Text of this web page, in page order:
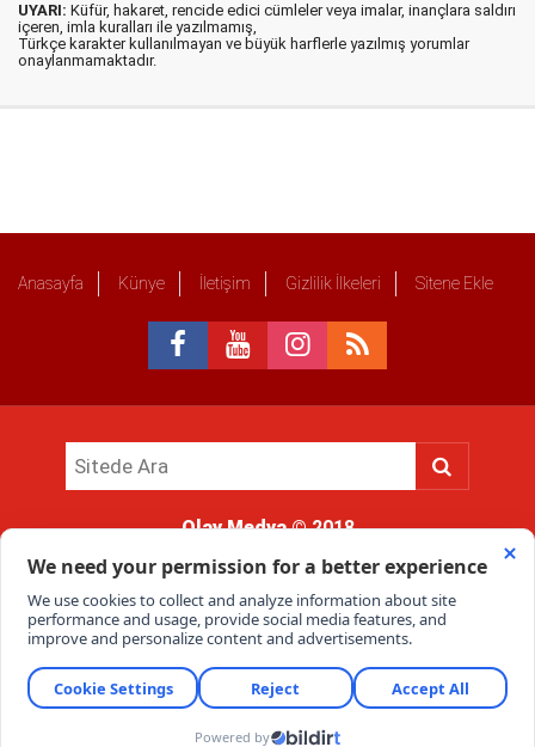
UYARI: Küfür, hakaret, rencide edici cümleler veya imalar, inançlara saldırı
içeren, imla kuralları ile yazılmamış,
Türkçe karakter kullanılmayan ve büyük harflerle yazılmış yorumlar
onaylanmamaktadır.
Anasayfa Künye İletişim Gizlilik İlkeleri Sitene Ekle
Olay Medya© 2018
kullanımı hukuki yaptırıma tabidir.
Haber Portalı Yazılımı